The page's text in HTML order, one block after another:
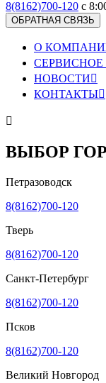
8(8162)700-120 с
ОБРАТНАЯ СВЯЗЬ
О
НОВОСТИ
КОНТАКТЫ

ВЫБОР
Петразоводск
8(8162)700-120
Тверь
8(8162)700-120
Санкт-Петербург
8(8162)700-120
Псков
8(8162)700-120
Великий Новгород